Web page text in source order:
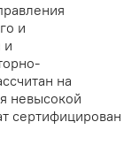
и
и
на
невысокой
сертифицирован